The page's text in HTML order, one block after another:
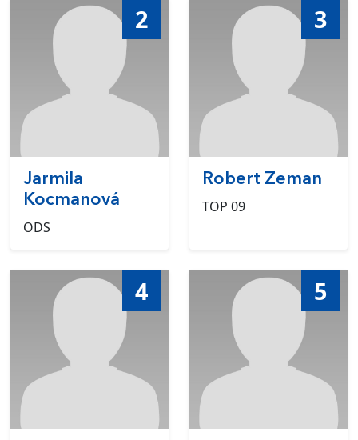
2
Jarmila
Kocmanová
ODS
3
Robert Zeman
TOP 09
4 5